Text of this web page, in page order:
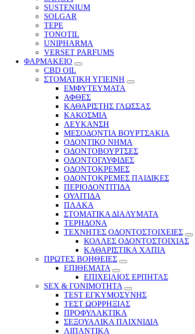
SUSTENIUM
SOLGAR
TEPE
TONOTIL
UNIPHARMA
VERSET PARFUMS
ΦΑΡΜΑΚΕΙΟ
CBD OIL
ΣΤΟΜΑΤΙΚΗ ΥΓΙΕΙΝΗ
ΕΜΦΥΤΕΥΜΑΤΑ
ΑΦΘΕΣ
ΚΑΘΑΡΙΣΤΗΣ ΓΛΩΣΣΑΣ
ΚΑΚΟΣΜΙΑ
ΛΕΥΚΑΝΣΗ
ΜΕΣΟΔΟΝΤΙΑ ΒΟΥΡΤΣΑΚΙΑ
ΟΔΟΝΤΙΚΟ ΝΗΜΑ
ΟΔΟΝΤΟΒΟΥΡΤΣΕΣ
ΟΔΟΝΤΟΓΛΥΦΙΔΕΣ
ΟΔΟΝΤΟΚΡΕΜΕΣ
ΟΔΟΝΤΟΚΡΕΜΕΣ ΠΑΙΔΙΚΕΣ
ΠΕΡΙΟΔΟΝΤΙΤΙΔΑ
ΟΥΛΙΤΙΔΑ
ΠΛΑΚΑ
ΣΤΟΜΑΤΙΚΑ ΔΙΑΛΥΜΑΤΑ
ΤΕΡΗΔΟΝΑ
ΤΕΧΝΗΤΕΣ ΟΔΟΝΤΟΣΤΟΙΧΕΙΕΣ
ΚΟΛΛΕΣ ΟΔΟΝΤΟΣΤΟΙΧΙΑΣ
ΚΑΘΑΡΙΣΤΙΚΑ ΧΑΠΙΑ
ΠΡΩΤΕΣ ΒΟΗΘΕΙΕΣ
ΕΠΙΘΕΜΑΤΑ
ΕΠΙΧΕΙΛΙΟΣ ΕΡΠΗΤΑΣ
SEX & ΓΟΝΙΜΟΤΗΤΑ
TEST ΕΓΚΥΜΟΣΥΝΗΣ
ΤΕΣΤ ΩΟΡΡΗΞΙΑΣ
ΠΡΟΦΥΛΑΚΤΙΚΑ
ΣΕΞΟΥΑΛΙΚΑ ΠΑΙΧΝΙΔΙΑ
ΛΙΠΑΝΤΙΚΑ